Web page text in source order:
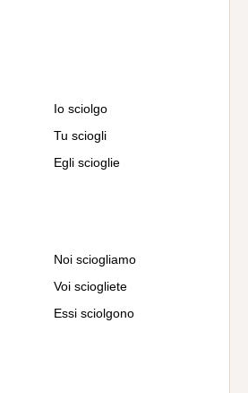
Io sciolgo
Tu sciogli
Egli scioglie
Noi sciogliamo
Voi sciogliete
Essi sciolgono